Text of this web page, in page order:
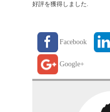
好評を獲得しました.
Facebook
Google+